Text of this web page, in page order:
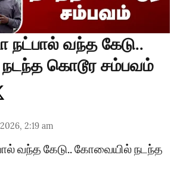
நட்பால் வந்த கேடு..
கொடூர சம்பவம்
2:19 am
வந்த கேடு.. கோவையில் நடந்த